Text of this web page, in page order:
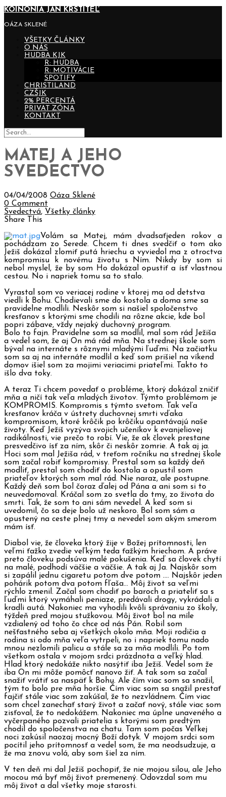
KOINONIA JÁN KRSTITEĽ
OÁZA SKLENÉ
VŠETKY ČLÁNKY
O NÁS
HUDBA KJK
R: HUDBA
R: MOTIVÁCIE
SPOTIFY
CHRISTILAND
CZŠJK
2% PERCENTÁ
PRIVAT ZÓNA
KONTAKT
MATEJ A JEHO
SVEDECTVO
04/04/2008 Oáza Sklené
0 Comment
Svedectvá, Všetky články
Share This
Volám sa Matej, mám dvadsaťjeden rokov a
pochádzam zo Serede. Chcem ti dnes svedčiť o tom ako
Ježiš dokázal zlomiť putá hriechu a vyviedol ma z otroctva
kompromisu k novému životu s Ním. Nikdy by som si
nebol myslel, že by som Ho dokázal opustiť a ísť vlastnou
cestou. No i napriek tomu sa to stalo.
Vyrastal som vo veriacej rodine v ktorej ma od detstva
viedli k Bohu. Chodievali sme do kostola a doma sme sa
pravidelne modlili. Neskôr som si našiel spoločenstvo
kresťanov s ktorými sme chodili na rôzne akcie, kde bol
popri zábave, vždy nejaký duchovný program.
Bolo to fajn. Pravidelne som sa modlil, mal som rád Ježiša
a vedel som, že aj On má rád mňa. Na strednej škole som
býval na internáte s rôznymi mladými ľuďmi. Na začiatku
som sa aj na internáte modlil a keď som prišiel na víkend
domov išiel som za mojimi veriacimi priateľmi. Takto to
išlo dva toky.
A teraz Ti chcem povedať o probléme, ktorý dokázal zničiť
mňa a ničí tak veľa mladých životov. Týmto problémom je
KOMPROMIS. Kompromis s týmto svetom. Tak veľa
kresťanov kráča v ústrety duchovnej smrti vďaka
kompromisom, ktoré krôčik po krôčiku opantávajú naše
životy. Keď Ježiš vyzýva svojich učeníkov k evanjeliovej
radikálnosti, vie prečo to robí. Vie, že ak človek prestane
presvedčivo ísť za ním, skôr či neskôr zomrie. A tak aj ja.
Hoci som mal Ježiša rád, v treťom ročníku na strednej škole
som začal robiť kompromisy. Prestal som sa každý deň
modliť, prestal som chodiť do kostola a opustil som
priateľov ktorých som mal rád. Nie naraz, ale postupne.
Každý deň som bol čoraz ďalej od Pána a ani som si to
neuvedomoval. Kráčal som zo svetla do tmy, zo života do
smrti. Tak, že som to ani sám nevedel. A keď som si
uvedomil, čo sa deje bolo už neskoro. Bol som sám a
opustený na ceste plnej tmy a nevedel som akým smerom
mám ísť.
Diabol vie, že človeka ktorý žije v Božej prítomnosti, len
veľmi ťažko zvedie veľkým teda ťažkým hriechom. A práve
preto človeku podsúva malé pokušenia. Keď sa človek chytí
na malé, podhodí väčšie a väčšie. A tak aj Ja. Najskôr som
si zapálil jednu cigaretu potom dve potom …. Najskôr jeden
pohárik potom dva potom fľaša… Môj život sa veľmi
rýchlo zmenil. Začal som chodiť po baroch a priateliť sa s
ľuďmi ktorý vymáhali peniaze, predávali drogy, vykrádali a
kradli autá. Nakoniec ma vyhodili kvôli správaniu zo školy,
týždeň pred mojou stužkovou. Môj život bol na míle
vzdialený od toho čo chce od nás Pán. Robil som
nešťastného seba aj všetkých okolo mňa. Moji rodičia a
rodina si odo mňa veľa vytrpeli, no i napriek tomu nado
mnou nezlomili palicu a stále sa za mňa modlili. Po tom
všetkom ostala v mojom srdci prázdnota a veľký hlad.
Hlad ktorý nedokáže nikto nasýtiť iba Ježiš. Vedel som že
iba On mi môže pomôcť nanovo žiť. A tak som sa začal
snažiť vrátiť sa naspäť k Bohu. Ale čím viac som sa snažil,
tým to bolo pre mňa horšie. Čím viac som sa snažil prestať
fajčiť stále viac som zakúšal, že to nezvládnem. Čím viac
som chcel zanechať starý život a začať nový, stále viac som
zisťoval, že to nedokážem. Nakoniec ma úplne unaveného a
vyčerpaného pozvali priatelia s ktorými som predtým
chodil do spoločenstva na chatu. Tam som počas Veľkej
noci zakúsil naozaj mocný Boží dotyk. V mojom srdci som
pocítil jeho prítomnosť a vedel som, že ma neodsudzuje, a
že ma znovu volá, aby som šiel za ním.
V ten deň mi dal Ježiš pochopiť, že nie mojou silou, ale Jeho
mocou má byť môj život premenený. Odovzdal som mu
môj život a dal všetky moje starosti.